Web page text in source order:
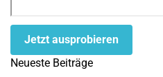
Jetzt ausprobieren
Neueste Beiträge